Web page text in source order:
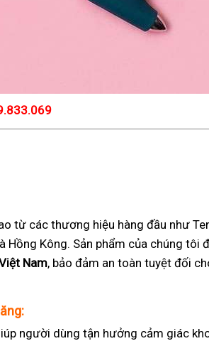
từ các thương hiệu hàng đầu như
Hồng Kông. Sản phẩm của chúng tôi
Nam, bảo đảm an toàn tuyệt đối
người dùng tận hưởng cảm giác